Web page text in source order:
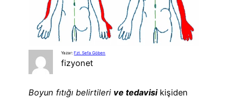
Yazar:Fzt. Sefa Göben
fizyonet
Boyun fıtığı belirtileri ve tedavisikişiden